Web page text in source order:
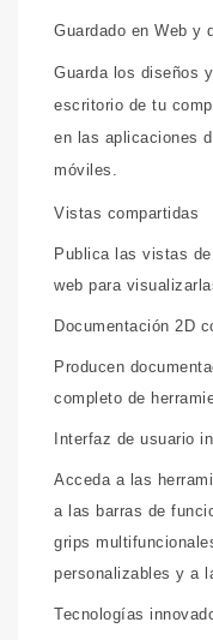
Guardado en Web y
Guarda los diseños
escritorio de tu
en las aplicaciones
móviles.
Vistas compartidas
Publica las vistas
web para
Documentación 2D
Producen
completo de
Interfaz de usuario
Acceda a las
a las barras de
grips
personalizables y a
Tecnologías